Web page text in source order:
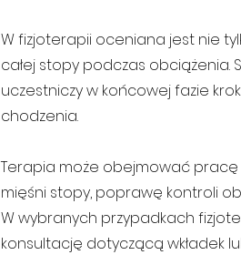
W fizjoterapii oceniana jest nie
całej stopy podczas obciążenia.
uczestniczy w końcowej fazie
chodzenia.
Terapia może obejmować
mięśni stopy, poprawę kontroli
W wybranych przypadkach
konsultację dotyczącą wkładek